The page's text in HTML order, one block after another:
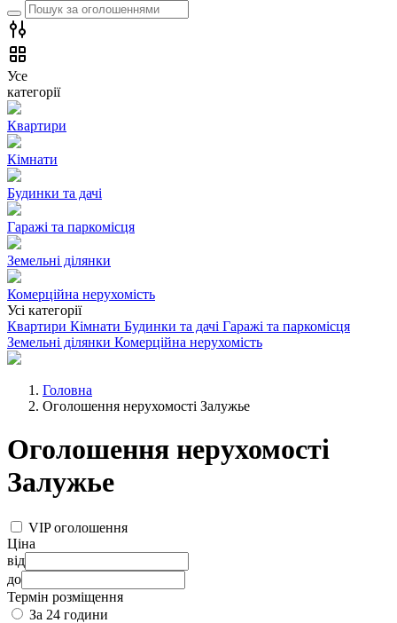
Усе
категорії
Квартири
Кімнати
Будинки та дачі
Гаражі та паркомісця
Земельні ділянки
Комерційна нерухомість
Усі категорії
Квартири Кімнати Будинки та дачі Гаражі та паркомісця
Земельні ділянки Комерційна нерухомість
Головна
Оголошення нерухомості Залужье
Оголошення нерухомості
Залужье
VIP оголошення
Ціна
від
до
Термін розміщення
За 24 години